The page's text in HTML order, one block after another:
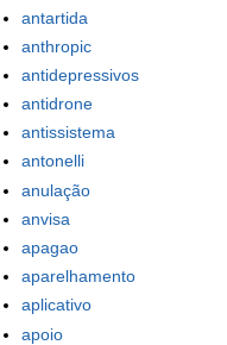
antartida
anthropic
antidepressivos
antidrone
antissistema
antonelli
anulação
anvisa
apagao
aparelhamento
aplicativo
apoio